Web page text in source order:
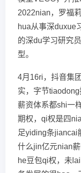
2022nian，罗福
hua从事深duxue
的深du学习研究
型。
4月16ri，抖音集
实，字节
薪资体系都shi一
期权，qi权是四
足yiding条jiancai
什么jin亿元nian
he豆包qi权，未